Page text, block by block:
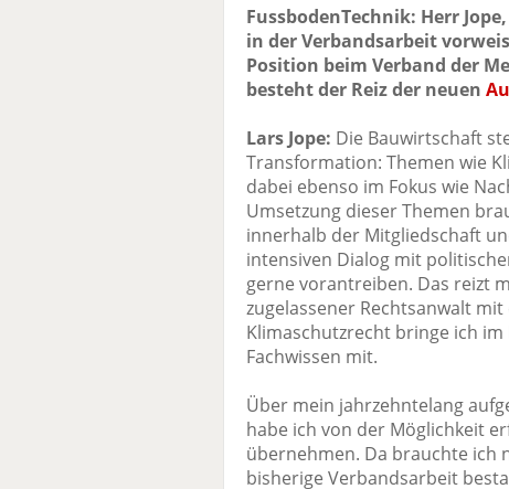
FussbodenTechnik: Herr
in der Verbandsarbeit
Position beim Verband der
besteht der Reiz der neuen
Lars Jope: Die Bauwirtschaft
Transformation: Themen wie
dabei ebenso im Fokus wie
Umsetzung dieser Themen
innerhalb der Mitgliedschaft
intensiven Dialog mit
gerne vorantreiben. Das reizt
zugelassener Rechtsanwalt
Klimaschutzrecht bringe ich im
Fachwissen mit.
Über mein jahrzehntelang
habe ich von der Möglichkeit
übernehmen. Da brauchte ich
bisherige Verbandsarbeit